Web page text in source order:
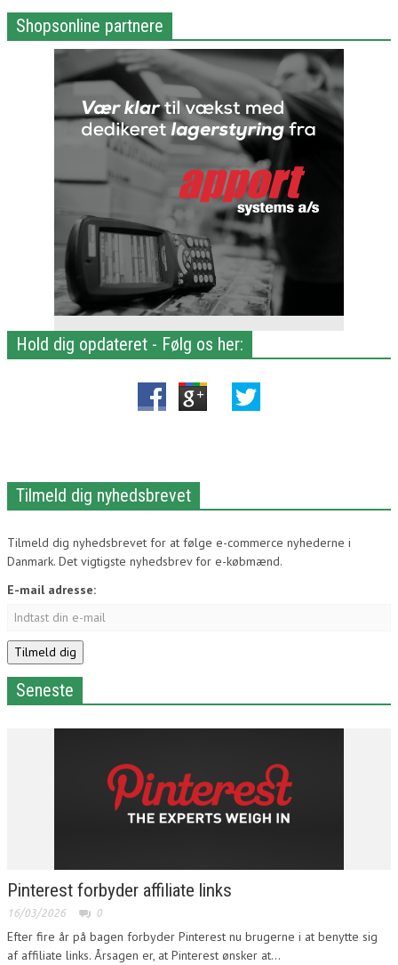
Shopsonline partnere
Hold dig opdateret - Følg os her:
Tilmeld dig nyhedsbrevet
Tilmeld dig nyhedsbrevet for at følge e-commerce nyhederne i
Danmark. Det vigtigste nyhedsbrev for e-købmænd.
E-mail adresse:
Seneste
Pinterest forbyder affiliate links
16/03/2026 0
Efter fire år på bagen forbyder Pinterest nu brugerne i at benytte sig
af affiliate links. Årsagen er, at Pinterest ønsker at...